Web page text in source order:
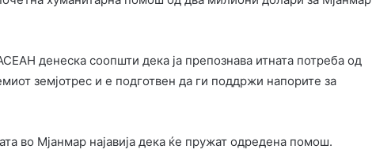
денеска соопшти дека ја препознава итната потреба од
земјотрес и е подготвен да ги поддржи напорите за
во Мјанмар најавија дека ќе пружат одредена помош.